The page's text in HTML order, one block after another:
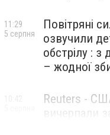
Повітряні
озвучили
обстрілу : з
– жодної
11:29
5 серпня
Reuters -